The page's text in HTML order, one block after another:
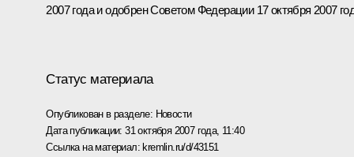
2007 года и одобрен Советом Федерации 17 октября 2007
Статус материала
Опубликован в разделе: Новости
Дата публикации:31 октября 2007 года, 11:40
Ссылка на материал:kremlin.ru/d/43151